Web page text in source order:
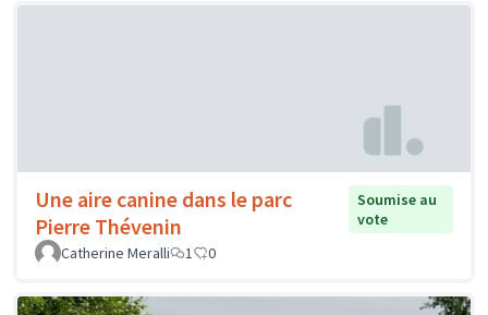
Une aire canine dans le parc
Pierre Thévenin
Soumise au
vote
Catherine Meralli
1 0